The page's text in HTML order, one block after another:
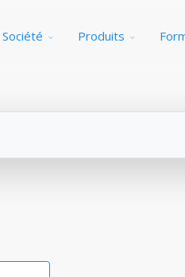
Société Produits